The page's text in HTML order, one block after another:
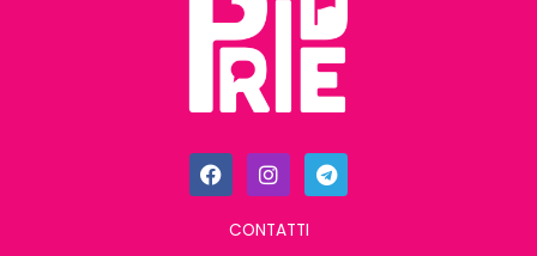
F
a
c
I
n
s
t
T
e
l
CONTATTI